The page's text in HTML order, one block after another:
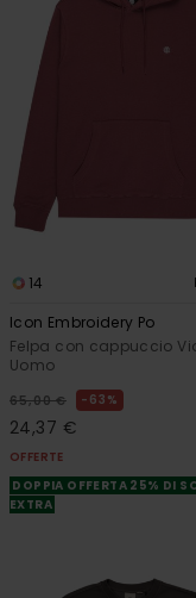
14
Icon Embroidery Po
Felpa con cappuccio
Uomo
65,00 € 63%
24,37 €
OFFERTE
DOPPIA OFFERTA 25% DI
EXTRA